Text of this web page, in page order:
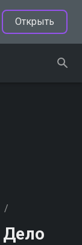
Открыть
/
Дело